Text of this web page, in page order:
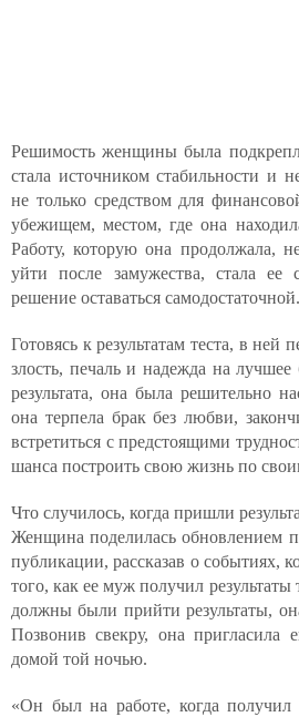
Решимость женщины была
стала источником стабильности и
не только средством для
убежищем, местом, где она
Работу, которую она продолжала,
уйти после замужества, стала ее
решение оставаться самодостаточной.
Готовясь к результатам теста, в
злость, печаль и надежда на
результата, она была решительно
она терпела брак без любви,
встретиться с предстоящими
шанса построить свою жизнь по
Что случилось, когда пришли
Женщина поделилась обновлением
публикации, рассказав о событиях,
того, как ее муж получил
должны были прийти результаты,
Позвонив свекру, она
домой той ночью.
«Он был на работе, когда получил